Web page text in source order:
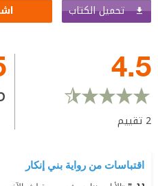
تحميل الكتاب
4.5
2 تقييم
اقتباسات من رواية بني إنكار